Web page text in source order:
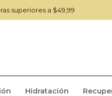
superiores a $49,99
Hidratación